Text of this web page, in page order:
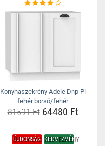
Konyhaszekrény Adele Dnp Pl
fehér borsó/fehér
81591 Ft64480 Ft
ÚJDONSÁG KEDVEZMÉNY